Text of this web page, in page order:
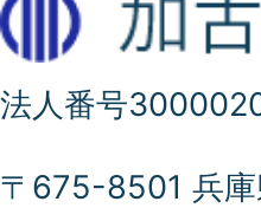
法人番号
〒675-8501 兵